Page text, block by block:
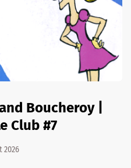
Boucheroy |
Club #7
2026